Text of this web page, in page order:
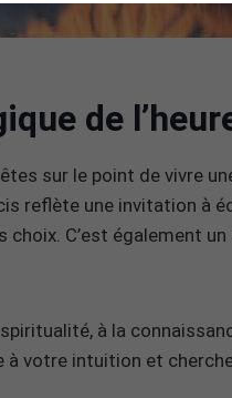
de
sur le point de vivre
reflète une invitation à
C’est également
à la
à votre intuition et